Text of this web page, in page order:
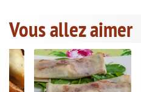
Vous allez aimer